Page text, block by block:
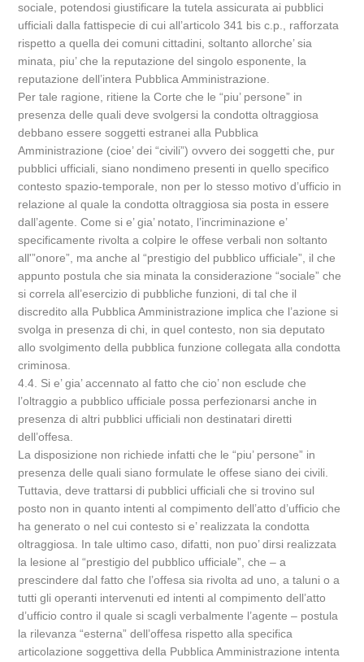
sociale, potendosi giustificare la tutela assicurata ai pubblici
ufficiali dalla fattispecie di cui all’articolo 341 bis c.p., rafforzata
rispetto a quella dei comuni cittadini, soltanto allorche’ sia
minata, piu’ che la reputazione del singolo esponente, la
reputazione dell’intera Pubblica Amministrazione.
Per tale ragione, ritiene la Corte che le “piu’ persone” in
presenza delle quali deve svolgersi la condotta oltraggiosa
debbano essere soggetti estranei alla Pubblica
Amministrazione (cioe’ dei “civili”) ovvero dei soggetti che, pur
pubblici ufficiali, siano nondimeno presenti in quello specifico
contesto spazio-temporale, non per lo stesso motivo d’ufficio in
relazione al quale la condotta oltraggiosa sia posta in essere
dall’agente. Come si e’ gia’ notato, l’incriminazione e’
specificamente rivolta a colpire le offese verbali non soltanto
all'”onore”, ma anche al “prestigio del pubblico ufficiale”, il che
appunto postula che sia minata la considerazione “sociale” che
si correla all’esercizio di pubbliche funzioni, di tal che il
discredito alla Pubblica Amministrazione implica che l’azione si
svolga in presenza di chi, in quel contesto, non sia deputato
allo svolgimento della pubblica funzione collegata alla condotta
criminosa.
4.4. Si e’ gia’ accennato al fatto che cio’ non esclude che
l’oltraggio a pubblico ufficiale possa perfezionarsi anche in
presenza di altri pubblici ufficiali non destinatari diretti
dell’offesa.
La disposizione non richiede infatti che le “piu’ persone” in
presenza delle quali siano formulate le offese siano dei civili.
Tuttavia, deve trattarsi di pubblici ufficiali che si trovino sul
posto non in quanto intenti al compimento dell’atto d’ufficio che
ha generato o nel cui contesto si e’ realizzata la condotta
oltraggiosa. In tale ultimo caso, difatti, non puo’ dirsi realizzata
la lesione al “prestigio del pubblico ufficiale”, che – a
prescindere dal fatto che l’offesa sia rivolta ad uno, a taluni o a
tutti gli operanti intervenuti ed intenti al compimento dell’atto
d’ufficio contro il quale si scagli verbalmente l’agente – postula
la rilevanza “esterna” dell’offesa rispetto alla specifica
articolazione soggettiva della Pubblica Amministrazione intenta